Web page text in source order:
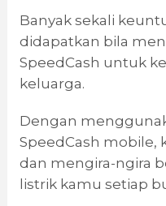
Banyak sekali
didapatkan bila
SpeedCash untuk
keluarga.
Dengan
SpeedCash mobile,
dan mengira-ngira
listrik kamu setiap